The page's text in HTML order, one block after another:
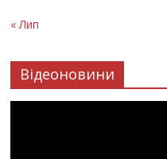
« Лип
Відеоновини